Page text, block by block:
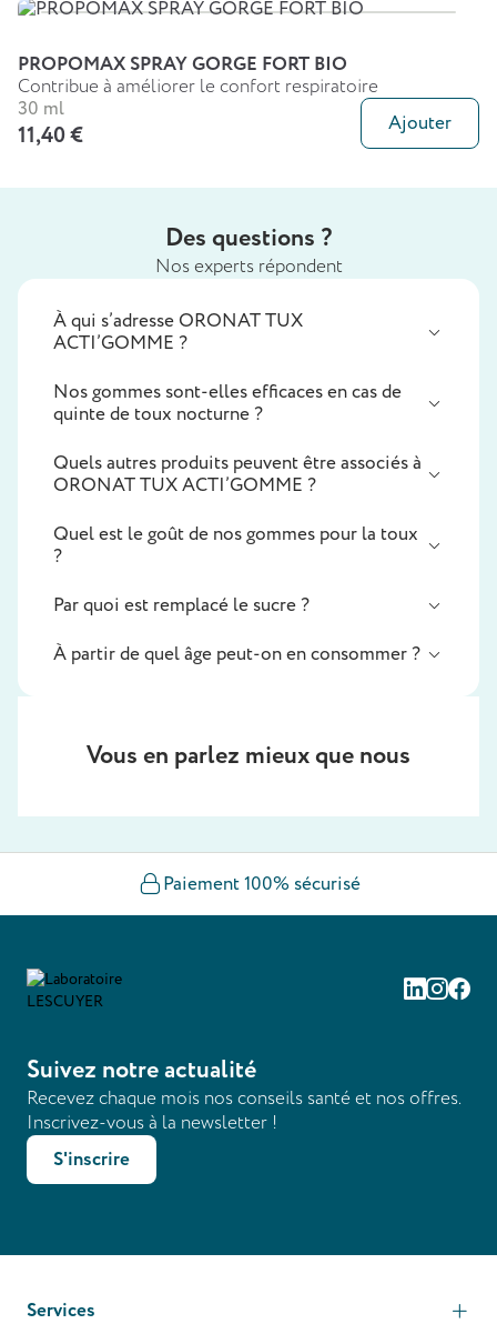
PROPOMAX SPRAY GORGE FORT BIO
Contribue à améliorer le confort respiratoire
30 ml
11,40 € Ajouter
Des questions ?
Nos experts répondent
À qui s’adresse ORONAT TUX
ACTI’GOMME ?
Nos gommes sont-elles efficaces en cas de
quinte de toux nocturne ?
Quels autres produits peuvent être associés à
ORONAT TUX ACTI’GOMME ?
Quel est le goût de nos gommes pour la toux
?
Par quoi est remplacé le sucre ?
À partir de quel âge peut-on en consommer ?
Vous en parlez mieux que nous
Paiement 100% sécurisé
Linkedin
Suivez notre actualité
Recevez chaque mois nos conseils santé et nos offres.
Inscrivez-vous à la newsletter !
S'inscrire
Services